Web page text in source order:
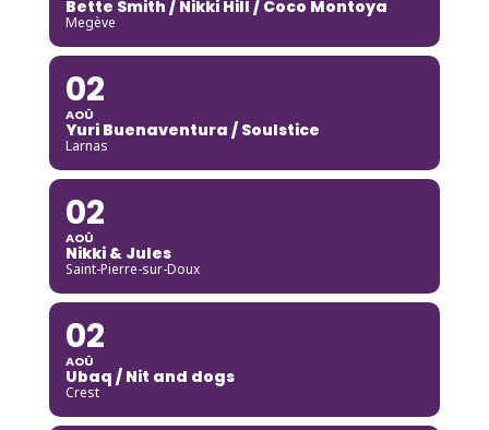
Bette Smith / Nikki Hill / Coco Montoya
Megève
02
AOÛ
Yuri Buenaventura / Soulstice
Larnas
02
AOÛ
Nikki & Jules
Saint-Pierre-sur-Doux
02
AOÛ
Ubaq / Nit and dogs
Crest